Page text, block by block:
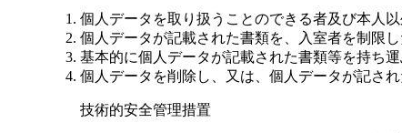
個人データを取り扱うことのできる者及び本人
個人データが記載された書類を、入室者を制限
基本的に個人データが記載された書類等を持ち
個人データを削除し、又は、個人データが記さ
技術的安全管理措置